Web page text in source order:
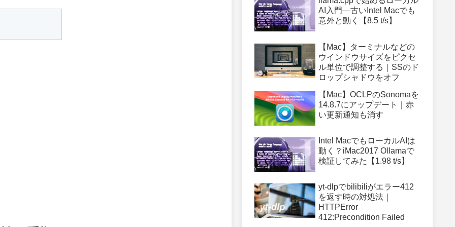
AI入門—古いIntel Macでも
意外と動く【8.5 t/s】
【Mac】ターミナルなどの
ウインドウサイズをピクセ
ル単位で調整する｜SSのド
ロップシャドウをオフ
【Mac】OCLPのSonomaを
14.8.7にアップデート｜赤
い更新通知も消す
Intel MacでもローカルAIは
動く？iMac2017 Ollamaで
検証してみた【1.98 t/s】
yt-dlpでbilibiliがエラー412
を返す時の対処法｜
HTTPError
412:Precondition Failed